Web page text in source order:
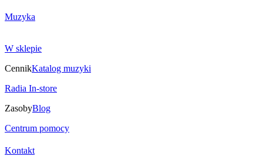
Muzyka
W sklepie
CennikKatalog muzyki
Radia In-store
ZasobyBlog
Centrum pomocy
Kontakt